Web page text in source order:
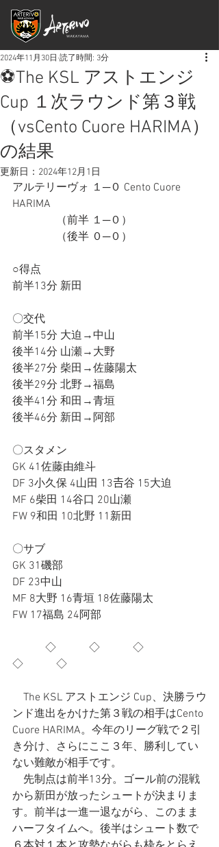
⚽The KSL アストエンジ
Cup １次ラウンド第３戦
（vsCento Cuore HARIMA）
の結果
2024年11月30日 読了時間: 3分
更新日： 2024年12月1日
アルテリーヴォ １─０ Cento Cuore
HARIMA
（前半 １─０）
（後半 ０─０）
○得点
前半13分 新田
〇交代
前半15分 大迫→中山
後半14分 山瀬→大野
後半27分 柴田→佐藤陽太
後半29分 北野→福島
後半41分 和田→青垣
後半46分 新田→阿部
〇スタメン
GK 41佐藤由維斗
DF 3小久保 4山田 13𠮷谷 15大迫
MF 6柴田 14谷口 20山瀬
FW 9和田 10北野 11新田
〇サブ
GK 31磯部
DF 23中山
MF 8大野 16青垣 18佐藤陽太
FW 17福島 24阿部
◇　　　◇　　　◇
◇　　　◇
The KSL アストエンジ Cup、決勝ラウ
ンド進出をかけた第３戦の相手はCento
Cuore HARIMA。今年のリーグ戦で２引
き分け、さらにここ３年、勝利してい
ない難敵が相手です。
先制点は前半13分。ゴール前の混戦
から新田が放ったシュートが決まりま
す。前半は一進一退ながら、このまま
ハーフタイムへ。後半はシュート数で